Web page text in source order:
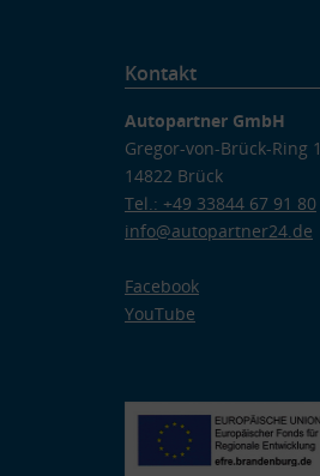
Kontakt
Autopartner GmbH
Gregor-von-Brück-Ring 1
14822 Brück
Tel.: +49 33844 67 91 80
info@autopartner24.de
Facebook
YouTube